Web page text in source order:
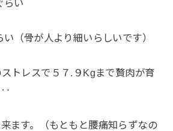
らい
（骨が人より細いらしいです）
トレスで５７.９Kgまで贅肉が育
‥
ます。（もともと腰痛知らずなの